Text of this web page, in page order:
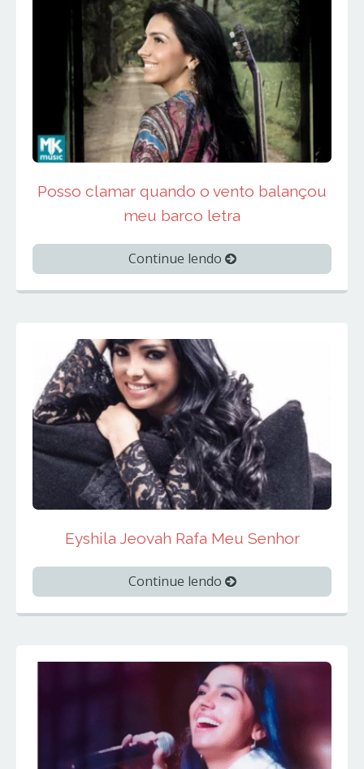
Posso clamar quando o vento balançou
meu barco letra
Continue lendo
Eyshila Jeovah Rafa Meu Senhor
Continue lendo